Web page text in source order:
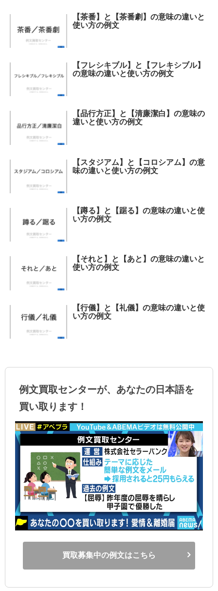
【茶番】と【茶番劇】の意味の違いと
使い方の例文
【フレシキブル】と【フレキシブル】
の意味の違いと使い方の例文
【品行方正】と【清廉潔白】の意味の
違いと使い方の例文
【スタジアム】と【コロシアム】の意
味の違いと使い方の例文
【蹲る】と【踞る】の意味の違いと使
い方の例文
【それと】と【あと】の意味の違いと
使い方の例文
【行儀】と【礼儀】の意味の違いと使
い方の例文
例文買取センターが、あなたの日本語を
買い取ります！
買取募集中の例文はこちら